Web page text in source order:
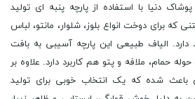
دنیا با استفاده از پارچه پنبه ای تولید
که برای دوخت انواع بلوز، شلوار، مانتو، لباس
دارد. الیاف طبیعی این پارچه آسیبی به بافت
حمام، ملافه و پتو هم کاربرد دارد. علاوه بر
باعث شده که یک انتخاب خوبی برای تولید